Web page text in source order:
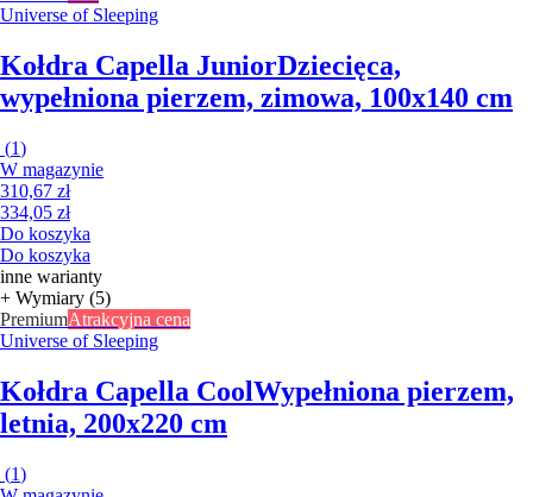
Universe of Sleeping
Kołdra Capella JuniorDziecięca,
wypełniona pierzem, zimowa, 100x140 cm
(1)
W magazynie
310,67 zł
334,05 zł
Do koszyka
Do koszyka
inne warianty
+ Wymiary (5)
PremiumAtrakcyjna cena
Universe of Sleeping
Kołdra Capella CoolWypełniona pierzem,
letnia, 200x220 cm
(1)